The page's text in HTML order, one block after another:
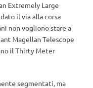
Extremely Large
il via alla corsa
non vogliono stare a
Magellan Telescope
il Thirty Meter
segmentati, ma